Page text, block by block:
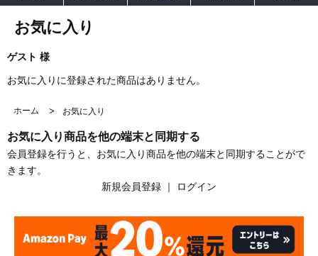
お気に入り
ゲスト 様
お気に入りに登録された商品はありません。
ホーム > お気に入り
お気に入り商品を他の端末と同期する
会員登録を行うと、お気に入り商品を他の端末と同期することがで
きます。
新規会員登録 ｜ ログイン